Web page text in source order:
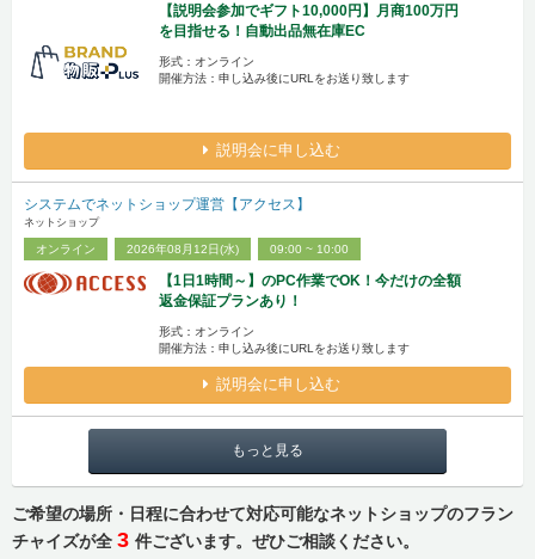
【説明会参加でギフト10,000円】月商100万円
を目指せる！自動出品無在庫EC
形式：オンライン
開催方法：申し込み後にURLをお送り致します
説明会に申し込む
システムでネットショップ運営【アクセス】
ネットショップ
オンライン 2026年08月12日(水) 09:00 ~ 10:00
【1日1時間～】のPC作業でOK！今だけの全額
返金保証プランあり！
形式：オンライン
開催方法：申し込み後にURLをお送り致します
説明会に申し込む
もっと見る
ご希望の場所・日程に合わせて対応可能なネットショップのフラン
チャイズが全 3 件ございます。ぜひご相談ください。